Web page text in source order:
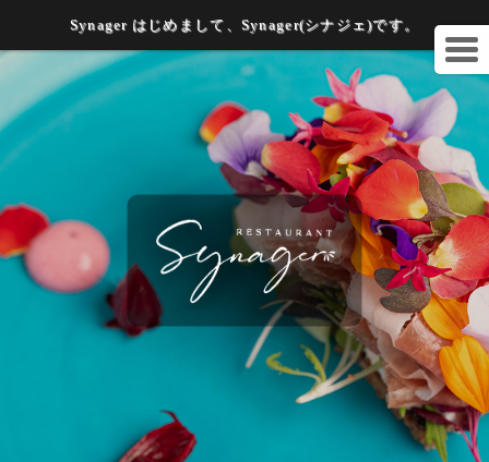
Synager はじめまして、Synager(シナジェ)です。